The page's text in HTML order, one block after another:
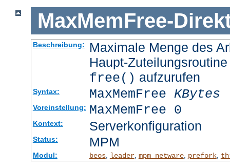
MaxMemFree-
Beschreibung:
Maximale Menge des
Haupt-
free() aufzurufen
Syntax: MaxMemFree KBytes
Voreinstellung: MaxMemFree 0
Kontext: Serverkonfiguration
Status: MPM
Modul: beos, leader, mpm_netware, prefork,